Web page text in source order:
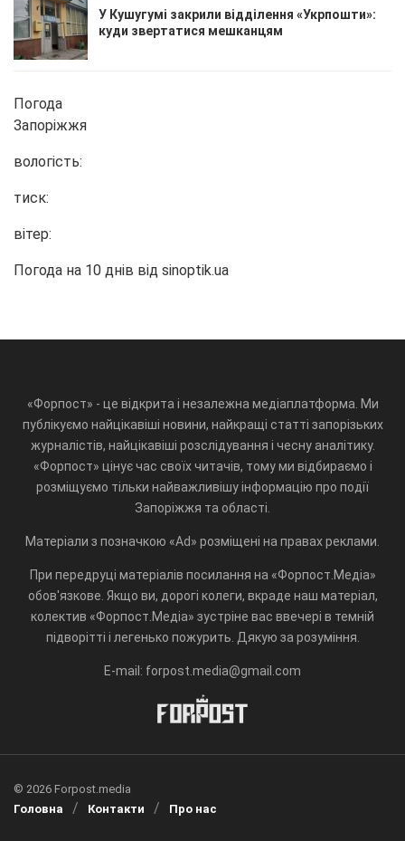
У Кушугумі закрили відділення «Укрпошти»:
куди звертатися мешканцям
Погода
Запоріжжя
вологість:
тиск:
вітер:
Погода на 10 днів від sinoptik.ua
«Форпост» - це відкрита і незалежна медіаплатформа. Ми
публікуємо найцікавіші новини, найкращі статті запорізьких
журналістів, найцікавіші розслідування і чесну аналітику.
«Форпост» цінує час своїх читачів, тому ми відбираємо і
розміщуємо тільки найважливішу інформацію про події
Запоріжжя та області.
Матеріали з позначкою «Ad» розміщені на правах реклами.
При передруці матеріалів посилання на «Форпост.Медіа»
обов'язкове. Якщо ви, дорогі колеги, вкраде наш матеріал,
колектив «Форпост.Медіа» зустріне вас ввечері в темній
підворітті і легенько пожурить. Дякую за розуміння.
E-mail: forpost.media@gmail.com
© 2026 Forpost.media
Головна
Контакти Про нас